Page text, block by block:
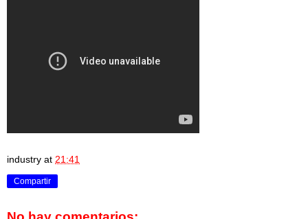
industry at 21:41
Compartir